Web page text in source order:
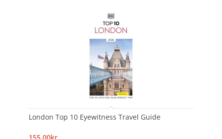
London Top 10 Eyewitness Travel Guide
155,00kr